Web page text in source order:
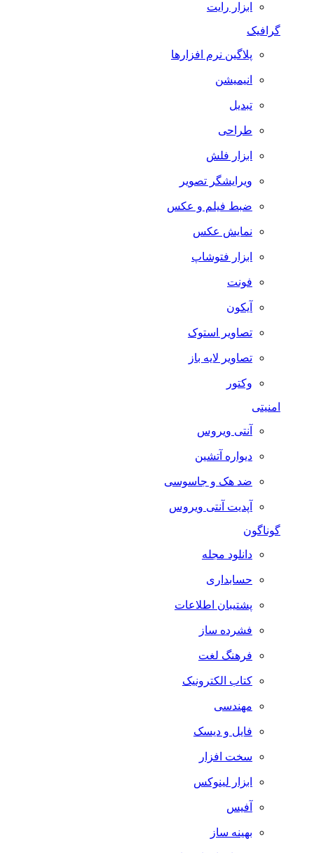
ابزار رایت
گرافیک
پلاگین نرم افزارها
انیمیشن
تبدیل
طراحی
ابزار فلش
ویرایشگر تصویر
ضبط فيلم و عكس
نمایش عکس
ابزار فتوشاپ
فونت
آیکون
تصاویر استوک
تصاویر لایه باز
وکتور
آنتی ویروس
دیواره آتشین
ضد هک و جاسوسی
آپدیت آنتی ویروس
گوناگون
دانلود مجله
حسابداری
پشتیبان اطلاعات
فشرده ساز
فرهنگ لغت
کتاب الکترونیک
مهندسی
فایل و دیسک
سخت افزار
ابزار لینوکس
آفیس
بهینه ساز